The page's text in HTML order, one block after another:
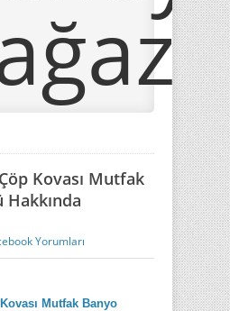
Kovası Mutfak
Yorumları
Mutfak Banyo